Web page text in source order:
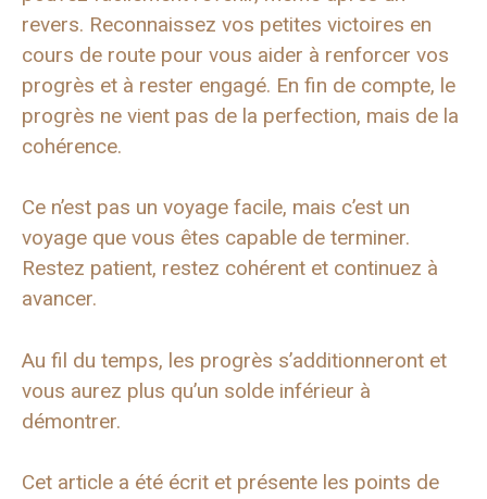
revers. Reconnaissez vos petites victoires en
cours de route pour vous aider à renforcer vos
progrès et à rester engagé. En fin de compte, le
progrès ne vient pas de la perfection, mais de la
cohérence.
Ce n’est pas un voyage facile, mais c’est un
voyage que vous êtes capable de terminer.
Restez patient, restez cohérent et continuez à
avancer.
Au fil du temps, les progrès s’additionneront et
vous aurez plus qu’un solde inférieur à
démontrer.
Cet article a été écrit et présente les points de